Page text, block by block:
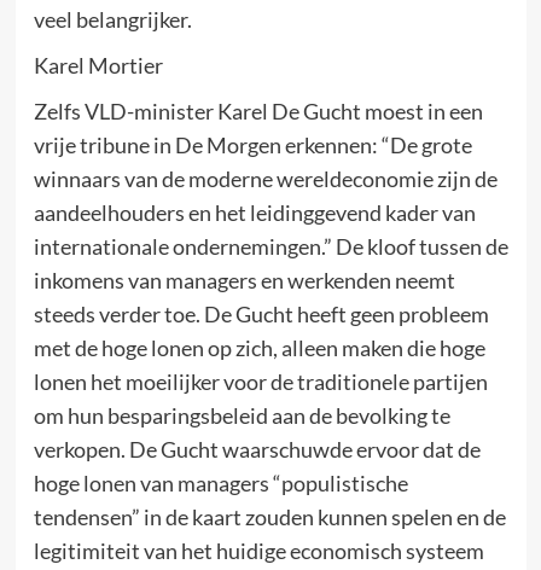
veel belangrijker.
Karel Mortier
Zelfs VLD-minister Karel De Gucht moest in een
vrije tribune in De Morgen erkennen: “De grote
winnaars van de moderne wereldeconomie zijn de
aandeelhouders en het leidinggevend kader van
internationale ondernemingen.” De kloof tussen de
inkomens van managers en werkenden neemt
steeds verder toe. De Gucht heeft geen probleem
met de hoge lonen op zich, alleen maken die hoge
lonen het moeilijker voor de traditionele partijen
om hun besparingsbeleid aan de bevolking te
verkopen. De Gucht waarschuwde ervoor dat de
hoge lonen van managers “populistische
tendensen” in de kaart zouden kunnen spelen en de
legitimiteit van het huidige economisch systeem